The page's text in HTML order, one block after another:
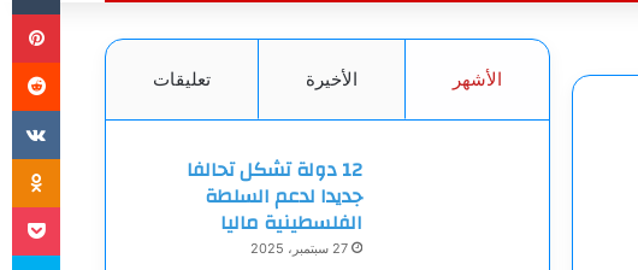
الأشهر الأخيرة تعليقات
12 دولة تشكل تحالفا
جديدا لدعم السلطة
الفلسطينية ماليا
27 سبتمبر، 2025